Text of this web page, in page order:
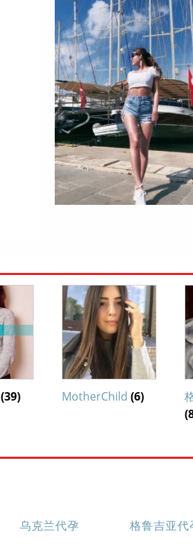
(39) MotherChild(6)
乌克兰代孕 格鲁吉亚代